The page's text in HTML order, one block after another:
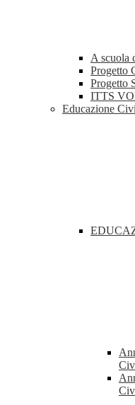
A scuola
Progetto
Progetto
ITTS
Educazione